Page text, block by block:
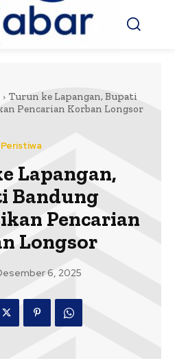
Turun ke Lapangan, Bupati
Pencarian Korban Longsor
Peristiwa
Lapangan,
Bandung
Pencarian
Longsor
6, 2025